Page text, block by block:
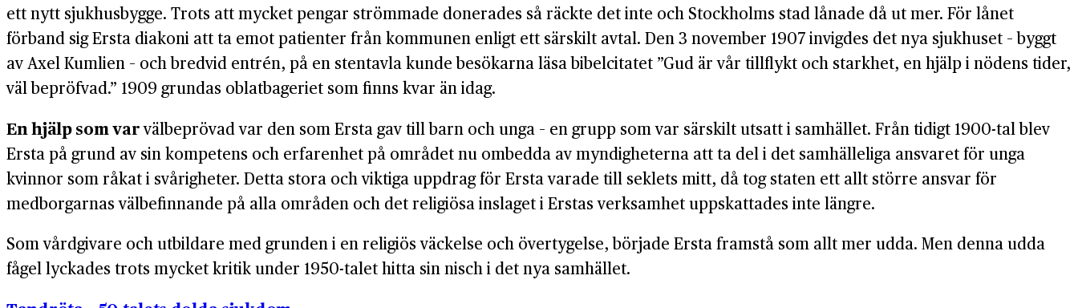
ett nytt sjukhusbygge. Trots att mycket pengar strömmade donerades så räckte det inte och Stockholms stad lånade då ut mer. För lånet
förband sig Ersta diakoni att ta emot patienter från kommunen enligt ett särskilt avtal. Den 3 november 1907 invigdes det nya sjukhuset – byggt
av Axel Kumlien – och bredvid entrén, på en stentavla kunde besökarna läsa bibelcitatet ”Gud är vår tillflykt och starkhet, en hjälp i nödens tider,
väl bepröfvad.” 1909 grundas oblatbageriet som finns kvar än idag.
En hjälp som varvälbeprövad var den som Ersta gav till barn och unga – en grupp som var särskilt utsatt i samhället. Från tidigt 1900-tal blev
Ersta på grund av sin kompetens och erfarenhet på området nu ombedda av myndigheterna att ta del i det samhälleliga ansvaret för unga
kvinnor som råkat i svårigheter. Detta stora och viktiga uppdrag för Ersta varade till seklets mitt, då tog staten ett allt större ansvar för
medborgarnas välbefinnande på alla områden och det religiösa inslaget i Erstas verksamhet uppskattades inte längre.
Som vårdgivare och utbildare med grunden i en religiös väckelse och övertygelse, började Ersta framstå som allt mer udda. Men denna udda
fågel lyckades trots mycket kritik under 1950-talet hitta sin nisch i det nya samhället.